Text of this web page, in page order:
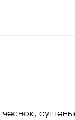
чеснок,